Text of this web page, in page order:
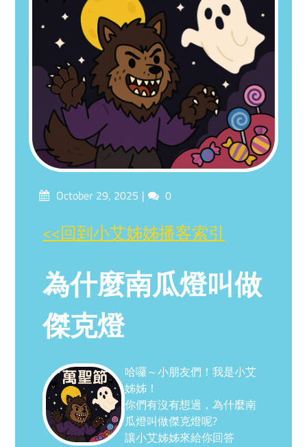
PostedOctober 29, 2025 Comments
0
<<回到小艾姊姊播客索引
為什麼南瓜燈叫做
傑克燈
哈囉～小朋友們！我是小艾
姊姊！
你們有沒有想過，為什麼南
瓜燈叫做傑克燈呢?
讓小艾姊姊來給你回答